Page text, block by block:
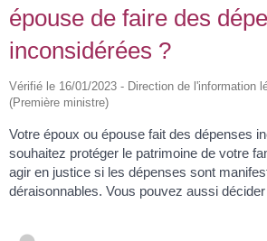
épouse de faire des
inconsidérées ?
Vérifié le 16/01/2023 - Direction de l'information
(Première ministre)
Votre époux ou épouse fait des dépenses
souhaitez protéger le patrimoine de votre
agir en justice si les dépenses sont
déraisonnables. Vous pouvez aussi